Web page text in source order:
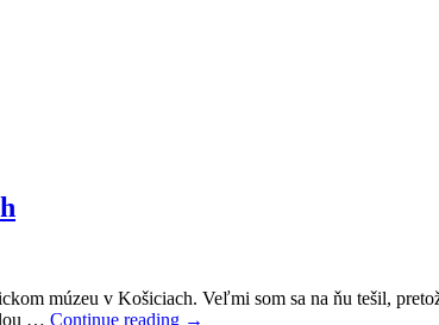
múzeu v Košiciach. Veľmi som sa na ňu tešil,
… Continue reading →